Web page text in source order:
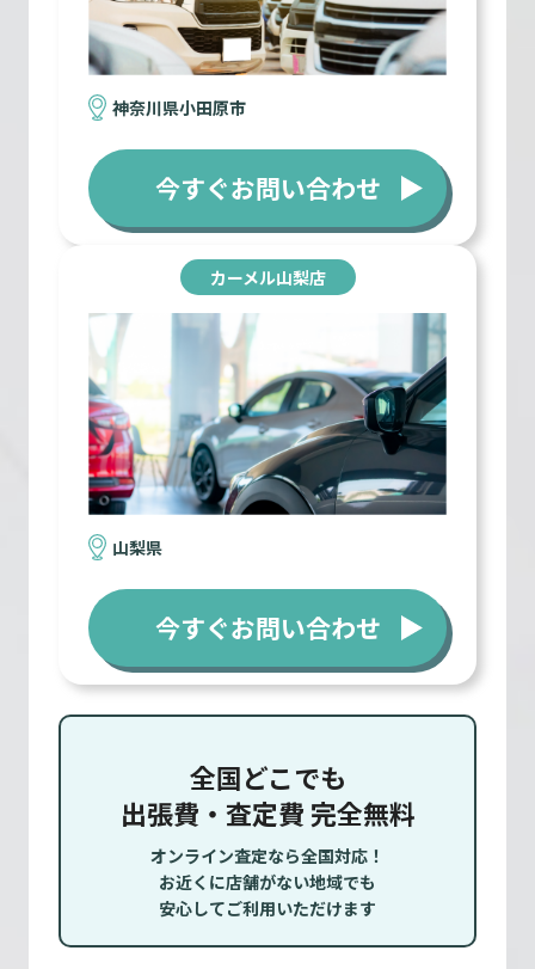
神奈川県小田原市
今すぐお問い合わせ
カーメル山梨店
山梨県
今すぐお問い合わせ
全国どこでも
出張費・査定費 完全無料
オンライン査定なら全国対応！
お近くに店舗がない地域でも
安心してご利用いただけます